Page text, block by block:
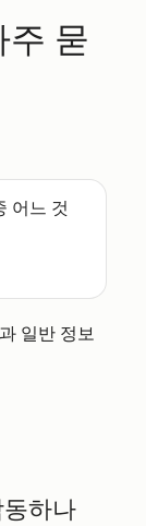
주 묻
어느 것
일반 정보
하나